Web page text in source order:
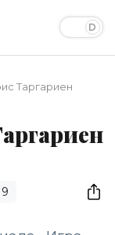
Таргариен